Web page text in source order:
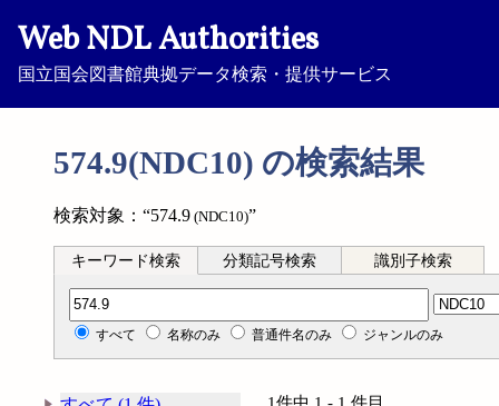
Web NDL Authorities
国立国会図書館典拠データ検索・提供サービス
574.9(NDC10) の検索結果
検索対象：“574.9 (NDC10)”
キーワード検索 分類記号検索 識別子検索
分類記号検索
すべて 名称のみ 普通件名のみ ジャンルのみ